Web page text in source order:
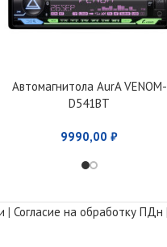
Автомагнитола AurA VENOM-
D541BT
9990,00₽
| Согласие на обработку ПДн |